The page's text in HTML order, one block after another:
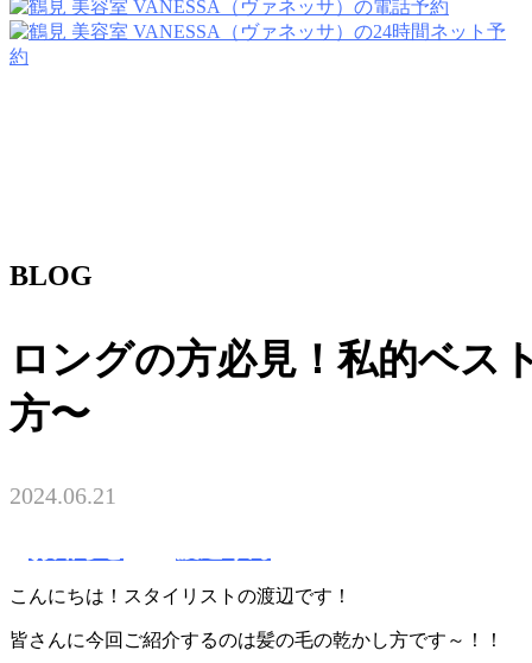
BLOG
ロングの方必見！私的ベス
方〜
2024.06.21
こんにちは！スタイリストの渡辺です！
皆さんに今回ご紹介するのは髪の毛の乾かし方です～！！